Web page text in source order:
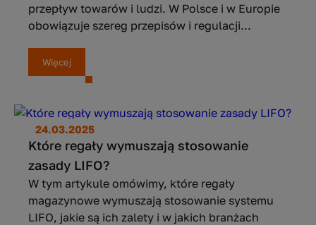
przepływ towarów i ludzi. W Polsce i w Europie
obowiązuje szereg przepisów i regulacji...
Więcej
24.03.2025
Które regały wymuszają stosowanie
zasady LIFO?
W tym artykule omówimy, które regały
magazynowe wymuszają stosowanie systemu
LIFO, jakie są ich zalety i w jakich branżach